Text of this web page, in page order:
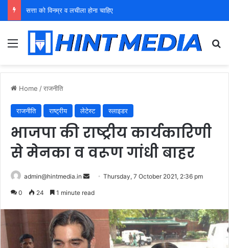
सत्ता को विनम्र व लचीला होना चाहिए
Menu
Home /राजनीति
राजनीति राष्ट्रीय लेटेस्ट स्लाइडर
भाजपा की राष्ट्रीय कार्यकारिणी
से मेनका व वरूण गांधी बाहर
admin@hintmedia.in
SendThursday, 7 October 2021, 2:36 pm
0 24 1 minute read